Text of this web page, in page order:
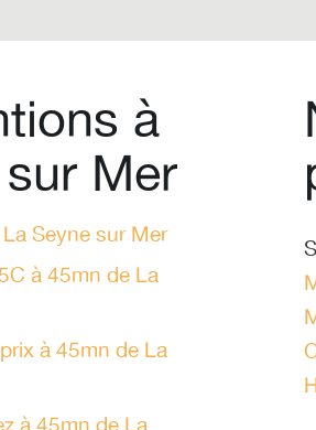
à
Mer
Seyne sur Mer
à 45mn de La
à 45mn de La